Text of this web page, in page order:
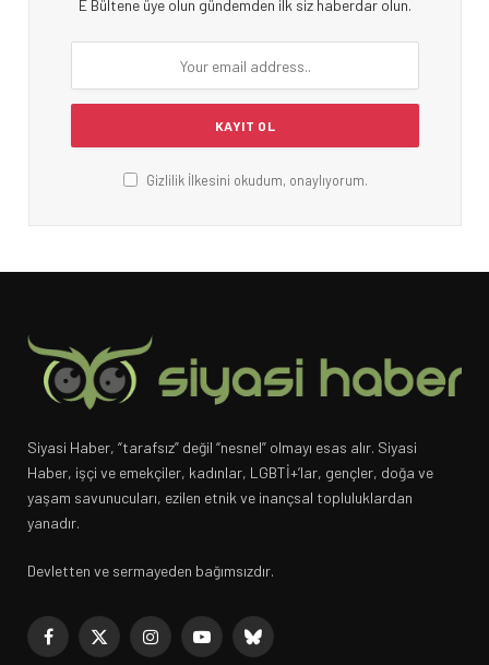
E Bültene üye olun gündemden ilk siz haberdar olun.
Gizlilik İlkesini okudum, onaylıyorum.
Siyasi Haber, “tarafsız” değil “nesnel” olmayı esas alır. Siyasi
Haber, işçi ve emekçiler, kadınlar, LGBTİ+’lar, gençler, doğa ve
yaşam savunucuları, ezilen etnik ve inançsal topluluklardan
yanadır.
Devletten ve sermayeden bağımsızdır.
Facebook
X
InstagramYouTubeBluesky